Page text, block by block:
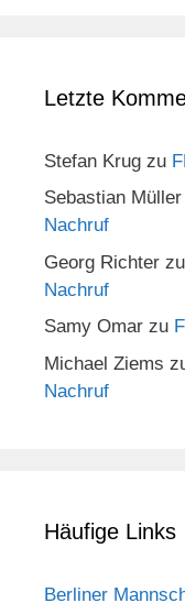
Letzte
Stefan Krug zu
Sebastian Müller
Nachruf
Georg Richter zu
Nachruf
Samy Omar zu
Michael Ziems
Nachruf
Häufige Links
Berliner